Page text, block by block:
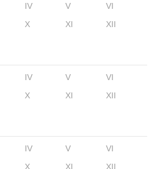
IV V
VI
X XI XII
IV V
VI
X XI XII
IV V
VI
X XI XII